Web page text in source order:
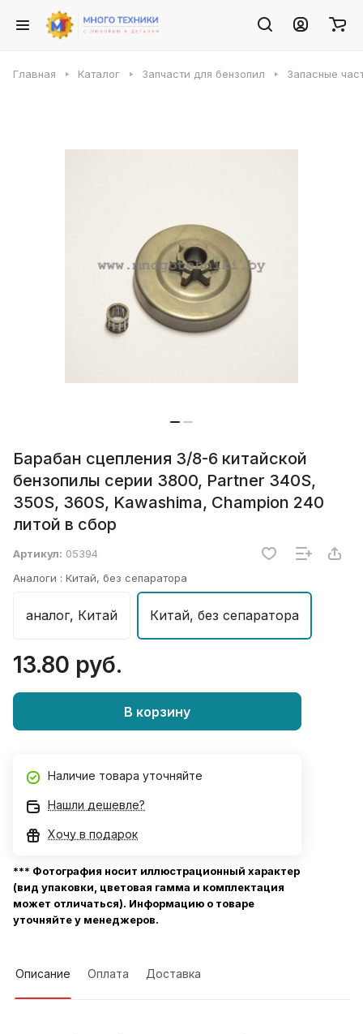
Главная Каталог Запчасти для бензопил Запасные
Барабан сцепления 3/8-6 китайской
бензопилы серии 3800, Partner 340S,
350S, 360S, Kawashima, Champion 240
литой в сбор
Артикул: 05394
Аналоги : Китай, без сепаратора
аналог, Китай Китай, без сепаратора
13.80 руб.
В корзину
Наличие товара уточняйте
Нашли дешевле?
Хочу в подарок
*** Фотография носит иллюстрационный характер
(вид упаковки, цветовая гамма и комплектация
может отличаться). Информацию о товаре
уточняйте у менеджеров.
Описание Оплата Доставка